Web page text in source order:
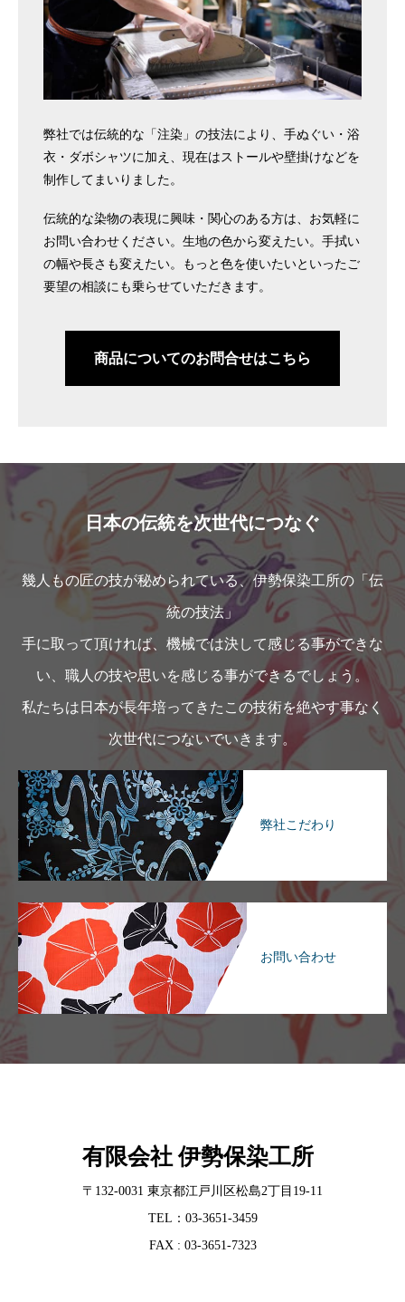
弊社では伝統的な「注染」の技法により、手ぬぐい・浴
衣・ダボシャツに加え、現在はストールや壁掛けなどを
制作してまいりました。
伝統的な染物の表現に興味・関心のある方は、お気軽に
お問い合わせください。生地の色から変えたい。手拭い
の幅や長さも変えたい。もっと色を使いたいといったご
要望の相談にも乗らせていただきます。
商品についてのお問合せはこちら
日本の伝統を次世代につなぐ
幾人もの匠の技が秘められている、伊勢保染工所の「伝
統の技法」
手に取って頂ければ、機械では決して感じる事ができな
い、職人の技や思いを感じる事ができるでしょう。
私たちは日本が長年培ってきたこの技術を絶やす事なく
次世代につないでいきます。
弊社こだわり
お問い合わせ
有限会社 伊勢保染工所
〒132-0031 東京都江戸川区松島2丁目19-11
TEL：03-3651-3459
FAX : 03-3651-7323